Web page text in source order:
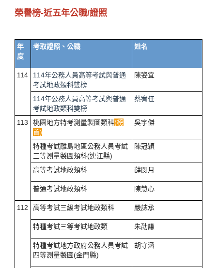
榮譽榜-近五年公職/證照
年
度
考取證照、公職 姓名
114
114年公務人員高等考試與普通
考試地政類科雙榜
陳姿宜
114年公務人員高等考試與普通
考試地政類科雙榜
蔡宥任
113 桃園地方特考測量製圖類科(榜
首)
吳宇傑
特種考試離島地區公務人員考試
三等測量製圖類科(連江縣)
陳冠穎
高等考試地政類科 薛閔月
普通考試地政類科 陳慧心
112 高等考試三級考試地政類科 嚴誌承
特種考試三等考試地政類 朱劭謙
特種考試地方政府公務人員考試
四等測量製圖(金門縣)
胡守涵